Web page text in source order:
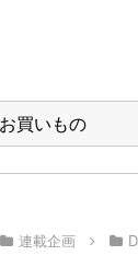
お買いもの
連載企画